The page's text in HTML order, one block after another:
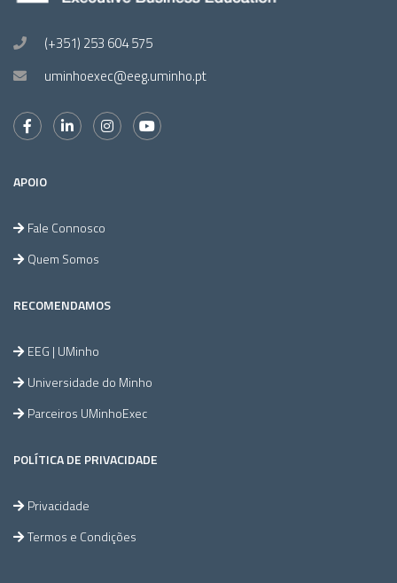
(+351) 253 604 575
uminhoexec@eeg.uminho.pt
APOIO
Fale Connosco
Quem Somos
RECOMENDAMOS
EEG | UMinho
Universidade do Minho
Parceiros UMinhoExec
POLÍTICA DE PRIVACIDADE
Privacidade
Termos e Condições